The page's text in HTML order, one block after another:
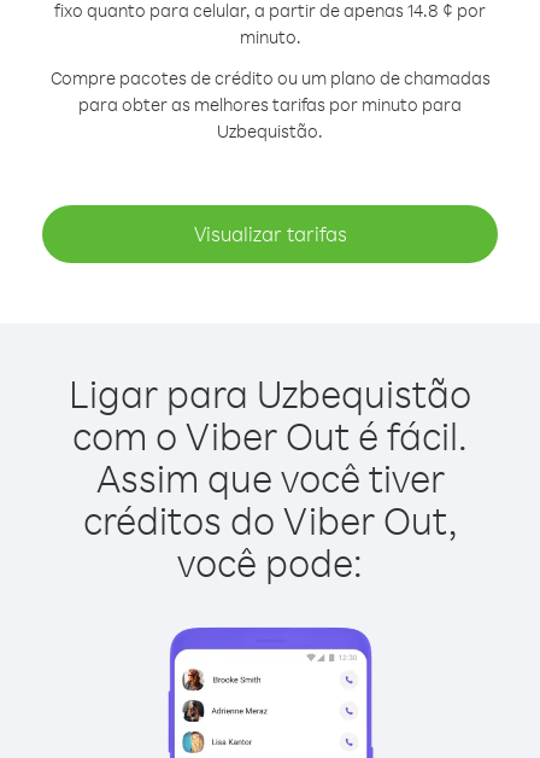
fixo quanto para celular, a partir de apenas 14.8 ¢ por
minuto.
Compre pacotes de crédito ou um plano de chamadas
para obter as melhores tarifas por minuto para
Uzbequistão.
Visualizar tarifas
Ligar para Uzbequistão
com o Viber Out é fácil.
Assim que você tiver
créditos do Viber Out,
você pode: